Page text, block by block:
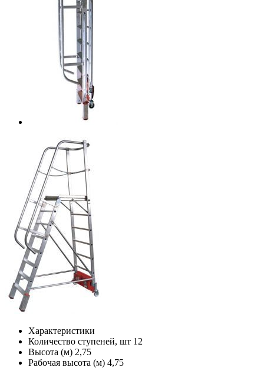
Характеристики
Количество ступеней, шт 12
Высота (м) 2,75
Рабочая высота (м) 4,75